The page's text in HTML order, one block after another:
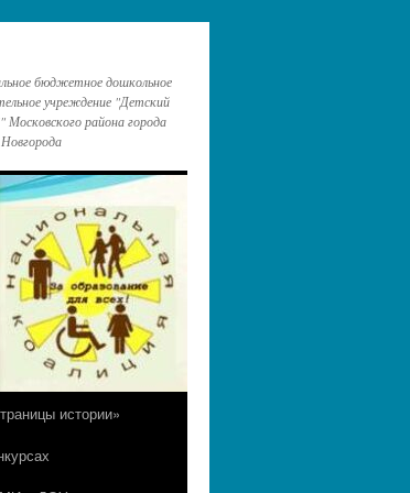
бюджетное дошкольное
учреждение "Детский
района города
истории»